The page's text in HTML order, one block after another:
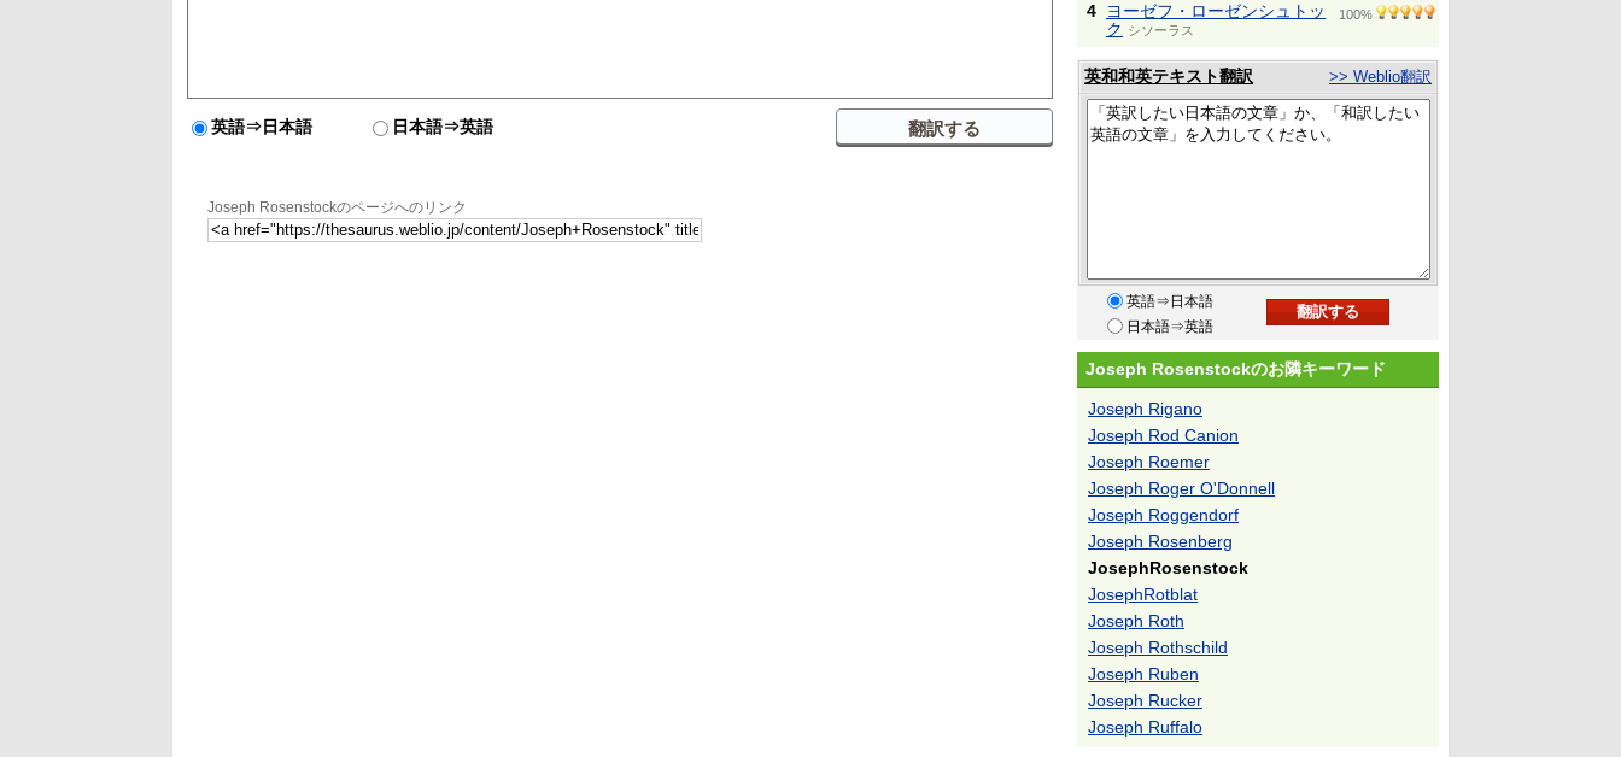
英語⇒日本語 日本語⇒英語
Joseph Rosenstockのページへのリンク
4
ヨーゼフ・ローゼンシュトッ
ク シソーラス
100%
英和和英テキスト翻訳 >> Weblio翻訳
英語⇒日本語
日本語⇒英語
Joseph Rosenstockのお隣キーワード
Joseph Rigano
Joseph Rod Canion
Joseph Roemer
Joseph Roger O'Donnell
Joseph Roggendorf
Joseph Rosenberg
JosephRosenstock
JosephRotblat
Joseph Roth
Joseph Rothschild
Joseph Ruben
Joseph Rucker
Joseph Ruffalo